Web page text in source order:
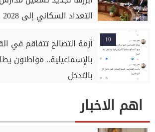
التعداد السكاني إلى 2028
10
أزمة التصالح تتفاقم في
بالإسماعيلية.. مواطنون
بالتدخل
اهم الاخبار